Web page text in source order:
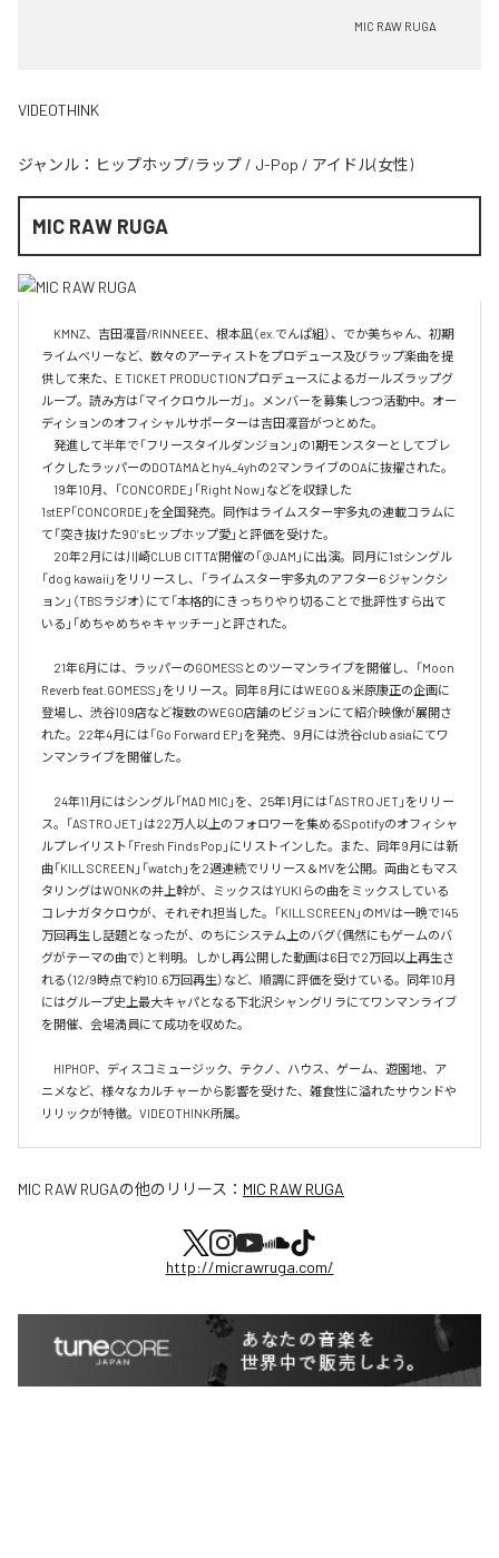
MIC RAW RUGA
VIDEOTHINK
ジャンル： ヒップホップ/ラップ / J-Pop / アイドル(女性)
MIC RAW RUGA
KMNZ、吉田凜音/RINNEEE、根本凪（ex.でんぱ組）、でか美ちゃん、初期
ライムベリーなど、数々のアーティストをプロデュース及びラップ楽曲を提
供して来た、E TICKET PRODUCTIONプロデュースによるガールズラップグ
ループ。読み方は「マイクロウルーガ」。メンバーを募集しつつ活動中。オー
ディションのオフィシャルサポーターは吉田凜音がつとめた。
発進して半年で「フリースタイルダンジョン」の1期モンスターとしてブレ
イクしたラッパーのDOTAMAとhy4_4yhの2マンライブのOAに抜擢された。
19年10月、「CONCORDE」「Right Now」などを収録した
1stEP「CONCORDE」を全国発売。同作はライムスター宇多丸の連載コラムに
て「突き抜けた90’sヒップホップ愛」と評価を受けた。
20年2月には川崎CLUB CITTA’開催の「@JAM」に出演。同月に1stシングル
「dog kawaii」をリリースし、「ライムスター宇多丸のアフター6 ジャンクシ
ョン」（TBSラジオ）にて「本格的にきっちりやり切ることで批評性すら出て
いる」「めちゃめちゃキャッチー」と評された。
21年6月には、ラッパーのGOMESSとのツーマンライブを開催し、「Moon
Reverb feat.GOMESS」をリリース。同年8月にはWEGO＆米原康正の企画に
登場し、渋谷109店など複数のWEGO店舗のビジョンにて紹介映像が展開さ
れた。22年4月には「Go Forward EP」を発売、9月には渋谷club asiaにてワ
ンマンライブを開催した。
24年11月にはシングル「MAD MIC」を、25年1月には「ASTRO JET」をリリー
ス。「ASTRO JET」は22万人以上のフォロワーを集めるSpotifyのオフィシャ
ルプレイリスト「Fresh Finds Pop」にリストインした。また、同年9月には新
曲「KILL SCREEN」「watch」を2週連続でリリース＆MVを公開。両曲ともマス
タリングはWONKの井上幹が、ミックスはYUKIらの曲をミックスしている
コレナガタクロウが、それぞれ担当した。「KILL SCREEN」のMVは一晩で145
万回再生し話題となったが、のちにシステム上のバグ（偶然にもゲームのバ
グがテーマの曲で）と判明。しかし再公開した動画は6日で2万回以上再生さ
れる（12/9時点で約10.6万回再生）など、順調に評価を受けている。同年10月
にはグループ史上最大キャパとなる下北沢シャングリラにてワンマンライブ
を開催、会場満員にて成功を収めた。
HIPHOP、ディスコミュージック、テクノ、ハウス、ゲーム、遊園地、ア
ニメなど、様々なカルチャーから影響を受けた、雑食性に溢れたサウンドや
リリックが特徴。VIDEOTHINK所属。
MIC RAW RUGAの他のリリース： MIC RAW RUGA
http://micrawruga.com/